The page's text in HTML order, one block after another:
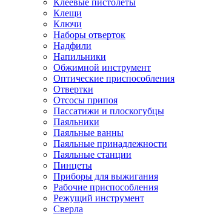
Клещи
Ключи
Наборы отверток
Надфили
Напильники
Обжимной инструмент
Оптические приспособления
Отвертки
Отсосы припоя
Пассатижи и плоскогубцы
Паяльники
Паяльные ванны
Паяльные принадлежности
Паяльные станции
Пинцеты
Приборы для выжигания
Рабочие приспособления
Режущий инструмент
Сверла